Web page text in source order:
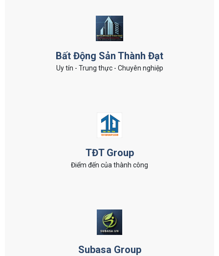
Bất Động Sản Thành Đạt
Uy tín - Trung thực - Chuyên nghiệp
TĐT Group
Điểm đến của thành công
Subasa Group